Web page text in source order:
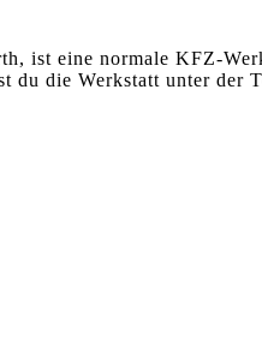
ist eine normale KFZ-
du die Werkstatt unter der